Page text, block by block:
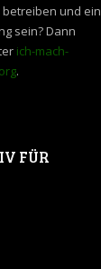
betreiben und ein
sein? Dann
ich-mach-
.
FÜR